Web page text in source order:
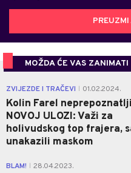
MOŽDA ĆE VAS ZANIMATI
ZVIJEZDE I TRAČEVI 01.02.2024.
Kolin Farel
NOVOJ ULOZI: Važi za
holivudskog top frajera,
unakazili maskom
BLAM! 28.04.2023.